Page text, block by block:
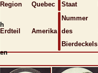
Region
Quebec Staat
Erdteil Amerika
Nummer
des
Bierdeckels